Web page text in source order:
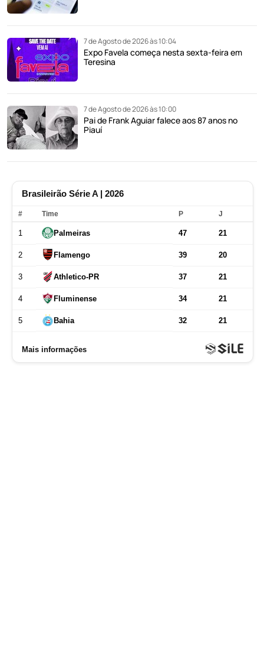
7 de Agosto de 2026 às 10:04
Expo Favela começa nesta sexta-feira em
Teresina
7 de Agosto de 2026 às 10:00
Pai de Frank Aguiar falece aos 87 anos no
Piauí